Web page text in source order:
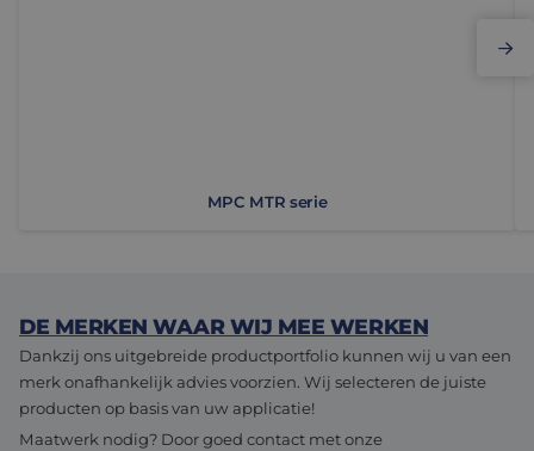
MPC MTR serie
DE MERKEN WAAR WIJ MEE WERKEN
Dankzij ons uitgebreide productportfolio kunnen wij u van een
merk onafhankelijk advies voorzien. Wij selecteren de juiste
producten op basis van uw applicatie!
Maatwerk nodig? Door goed contact met onze